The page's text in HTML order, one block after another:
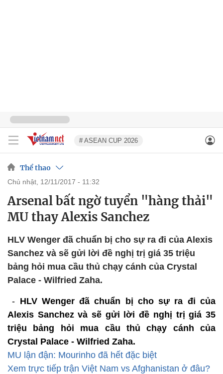
# ASEAN CUP 2026
Thể thao
chủ nhật, 12/11/2017 - 11:32
Arsenal bất ngờ tuyển "hàng thải"
MU thay Alexis Sanchez
HLV Wenger đã chuẩn bị cho sự ra đi của Alexis
Sanchez và sẽ gửi lời đề nghị trị giá 35 triệu
bảng hỏi mua cầu thủ chạy cánh của Crystal
Palace - Wilfried Zaha.
- HLV Wenger đã chuẩn bị cho sự ra đi của
Alexis Sanchez và sẽ gửi lời đề nghị trị giá 35
triệu bảng hỏi mua cầu thủ chạy cánh của
Crystal Palace - Wilfried Zaha.
MU lận đận: Mourinho đã hết đặc biệt
Xem trực tiếp trận Việt Nam vs Afghanistan ở đâu?